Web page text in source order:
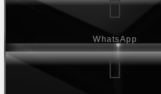
WhatsApp